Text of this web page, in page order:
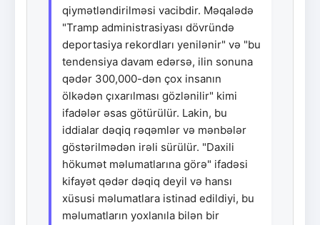
qiymətləndirilməsi vacibdir. Məqalədə
"Tramp administrasiyası dövründə
deportasiya rekordları yenilənir" və "bu
tendensiya davam edərsə, ilin sonuna
qədər 300,000-dən çox insanın
ölkədən çıxarılması gözlənilir" kimi
ifadələr əsas götürülür. Lakin, bu
iddialar dəqiq rəqəmlər və mənbələr
göstərilmədən irəli sürülür. "Daxili
hökumət məlumatlarına görə" ifadəsi
kifayət qədər dəqiq deyil və hansı
xüsusi məlumatlara istinad edildiyi, bu
məlumatların yoxlanıla bilən bir